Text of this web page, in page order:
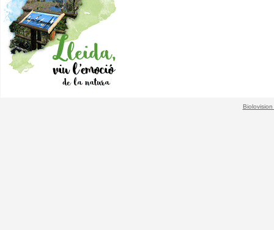
Biolovision